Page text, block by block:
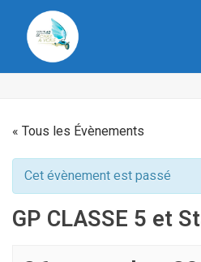
« Tous les Évènements
Cet évènement est passé
GP CLASSE 5 et